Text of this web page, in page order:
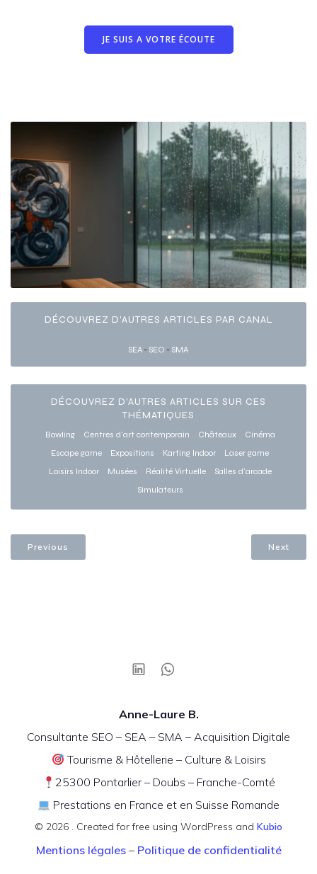
JE SUIS A VOTRE ÉCOUTE
DÉCOUVREZ D'AUTRES ARTICLES PAR CANAL
SEA - SEO - SMA
DÉCOUVREZ D'AUTRES ARTICLES SUR CES
THÉMATIQUES
Bowling Centres d'art contemporain Châteaux
Cinéma
Escape game
Expositions Karting Indoor
Laser game
Loisirs Indoor
Musées Réalité Virtuelle
Salles d'arcade
Simulateurs
Previous Next
Anne-Laure B.
Consultante SEO – SEA – SMA – Acquisition Digitale
Tourisme & Hôtellerie – Culture & Loisirs
25300 Pontarlier – Doubs – Franche-Comté
Prestations en France et en Suisse Romande
© 2026 . Created for free using WordPress and Kubio
Mentions légales– Politique de confidentialité